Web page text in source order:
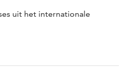
uit het internationale